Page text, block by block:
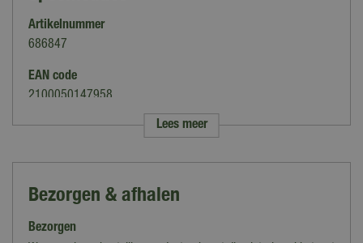
Artikelnummer
686847
EAN code
2100050147958
Merk
Zwart
Uitvoering
Lees meer
Bezorgen & afhalen
Bezorgen